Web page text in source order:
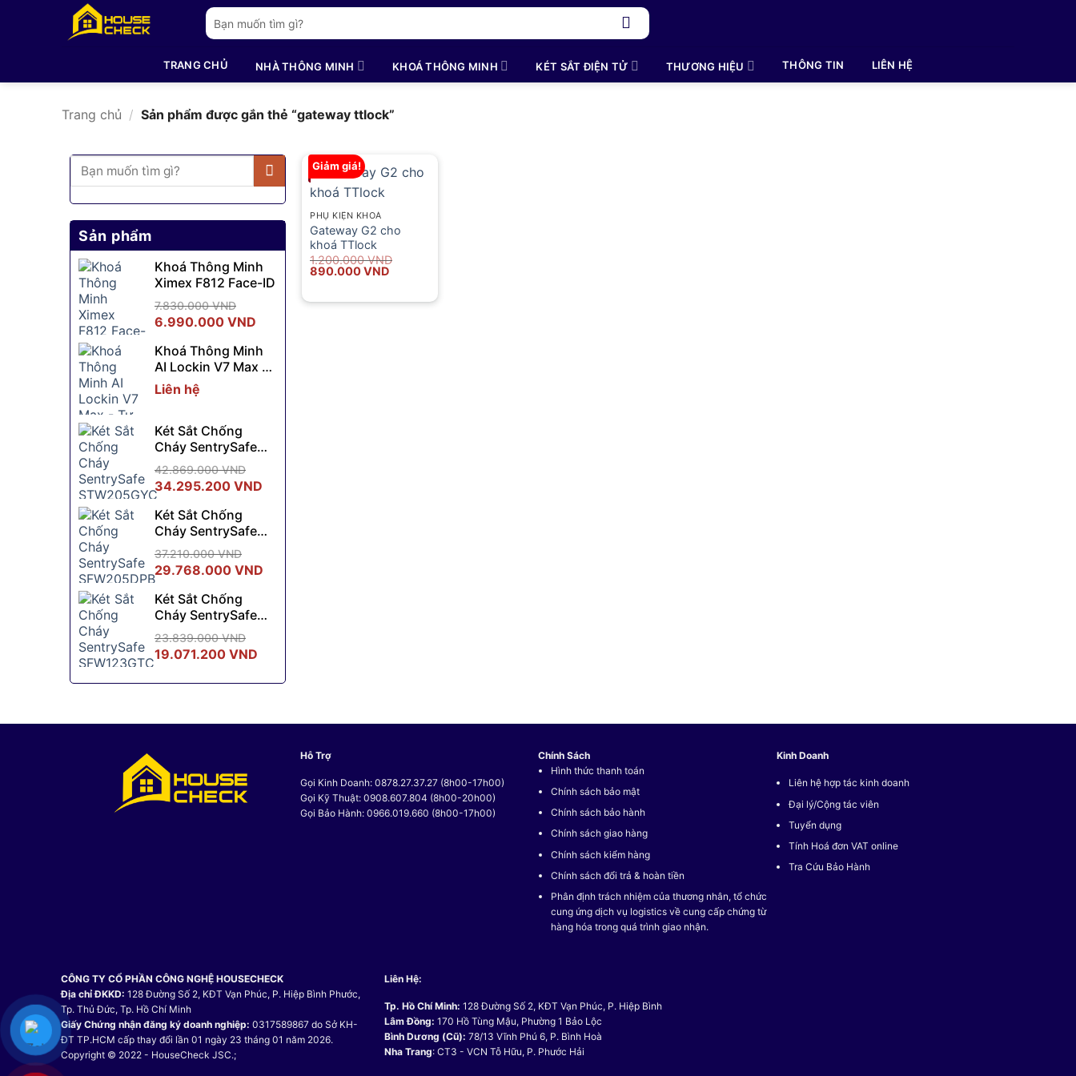
Tìm
kiếm:
TRANG CHỦ NHÀ THÔNG MINH KHOÁ THÔNG MINH KÉT SẮT ĐIỆN TỬ THƯƠNG HIỆU THÔNG TIN LIÊN HỆ
Trang chủ / Sản phẩm được gắn thẻ “gateway ttlock”
Tìm
kiếm:
Sản phẩm
Khoá Thông Minh
Ximex F812 Face-ID
7.830.000VND
Giá
là:
7.830.000 VND.
6.990.000 VND
tại
là:
Khoá Thông Minh
AI Lockin V7 Max -
Tự Sạc Không Dây
Liên hệ
Két Sắt Chống
Cháy SentrySafe
STW205GYC
42.869.000VND
Giá
gốc
là:
42.869.000 VND.
34.295.200 VND
là:
Két Sắt Chống
Cháy SentrySafe
SFW205DPB
37.210.000VND
Giá
gốc
là:
37.210.000 VND.
29.768.000 VND
là:
Két Sắt Chống
Cháy SentrySafe
SFW123GTC
23.839.000VND
Giá
là:
19.071.200 VND
tại
19.071.200 VND.
Giảm giá!
PHỤ KIỆN KHOÁ
Gateway G2 cho
khoá TTlock
1.200.000VND
Giá
1.200.000 VND.
890.000VNDGiá
là:
Hỗ Trợ
Gọi Kinh Doanh: 0878.27.37.27 (8h00-17h00)
Gọi Kỹ Thuật: 0908.607.804 (8h00-20h00)
Gọi Bảo Hành: 0966.019.660 (8h00-17h00)
Chính Sách
Hình thức thanh toán
Chính sách bảo mật
Chính sách bảo hành
Chính sách giao hàng
Chính sách kiểm hàng
Chính sách đổi trả & hoàn tiền
Phân định trách nhiệm của thương nhân, tổ chức
cung ứng dịch vụ logistics về cung cấp chứng từ
hàng hóa trong quá trình giao nhận.
Kinh Doanh
Liên hệ hợp tác kinh doanh
Đại lý/Cộng tác viên
Tuyển dụng
Tính Hoá đơn VAT online
Tra Cứu Bảo Hành
CÔNG TY CỔ PHẦN CÔNG NGHỆ HOUSECHECK
Địa chỉ ĐKKD: 128 Đường Số 2, KĐT Vạn Phúc, P. Hiệp Bình Phước,
Tp. Thủ Đức, Tp. Hồ Chí Minh
Giấy Chứng nhận đăng ký doanh nghiệp: 0317589867 do Sở KH-
ĐT TP.HCM cấp thay đổi lần 01 ngày 23 tháng 01 năm 2026.
Copyright © 2022 - HouseCheck JSC.;
Liên Hệ:
Tp. Hồ Chí Minh: 128 Đường Số 2, KĐT Vạn Phúc, P. Hiệp Bình
Lâm Đồng: 170 Hồ Tùng Mậu, Phường 1 Bảo Lộc
Bình Dương (Cũ): 78/13 Vĩnh Phú 6, P. Bình Hoà
Nha Trang: CT3 - VCN Tỗ Hữu, P. Phước Hải